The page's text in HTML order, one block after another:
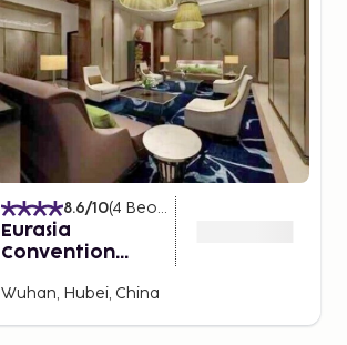
8.6/10(4 Beoordelingen
Eurasia
Convention
Hotel
Wuhan, Hubei, China